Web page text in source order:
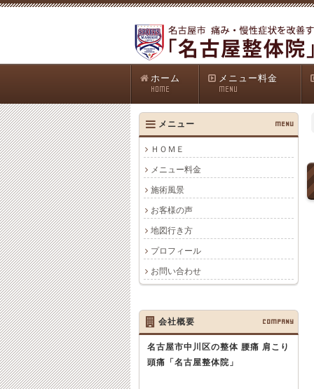
ホーム
HOME
メニュー料金
MENU
メニュー MENU
ＨＯＭＥ
メニュー料金
施術風景
お客様の声
地図行き方
プロフィール
お問い合わせ
会社概要 COMPANY
名古屋市中川区の整体 腰痛 肩こり
頭痛 「名古屋整体院」